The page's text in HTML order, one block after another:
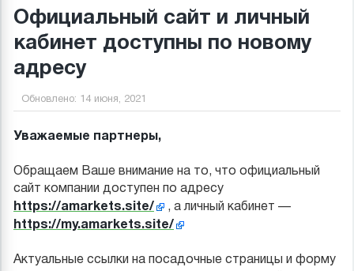
Официальный сайт и личный
кабинет доступны по новому
адресу
Обновлено: 14 июня, 2021
Уважаемые партнеры,
Обращаем Ваше внимание на то, что официальный
сайт компании доступен по адресу
https://amarkets.site/ , а личный кабинет —
https://my.amarkets.site/
Актуальные ссылки на посадочные страницы и форму